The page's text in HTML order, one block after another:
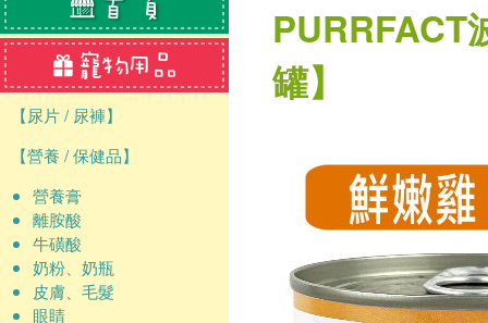
【尿片 / 尿褲】
【營養 / 保健品】
營養膏
離胺酸
牛磺酸
奶粉、奶瓶
皮膚、毛髮
眼睛
PURRFACT
罐】